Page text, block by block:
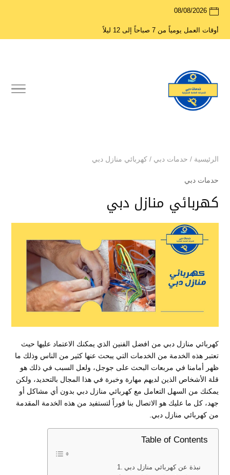
08/08/2026
أوقات العمل يومياً من 7 صباحاً إلى 12 ليلاً
الرئيسية / حدمات دبي / كهربائي منازل دبي
حدمات دبي
كهربائي منازل دبي
كهربائي منازل دبي من افضل الفنين الذي يمكنك الاعتماد عليها حيث
تعتبر هذه الخدمة من الخدمات التي يبحث عنها كثير من الناس وذلك ما
ظهر أمامنا في مربعات البحث على جوجل، ولعل السبب في ذلك هو
قلة الأشخاص الذين لديهم مهارة وخبرة في هذا المجال بالتحديد، ولكن
يمكنك من السهل التعامل مع كهربائي منازل دبي بدون أي مشاكل أو
جهد، كل ما عليك هو الاتصال بنا فوراً لتستفيد من هذه الخدمة المقدمة
من كهربائي منازل دبي.
Table of Contents
نبذة عن كهربائي منازل دبي